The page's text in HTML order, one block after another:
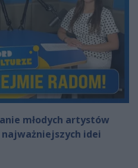
młodych artystów
idei